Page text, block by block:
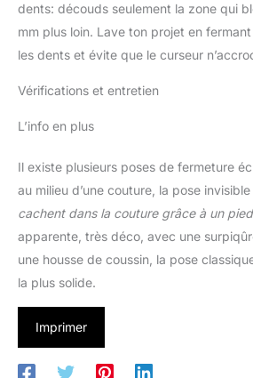
dents: découds seulement la zone qui
mm plus loin. Lave ton projet en
les dents et évite que le curseur
Vérifications et entretien
L’info en plus
Il existe plusieurs poses de fermeture
au milieu d’une couture, la pose invisible
cachent dans la couture grâce à un
apparente, très déco, avec une
une housse de coussin, la pose
la plus solide.
Imprimer